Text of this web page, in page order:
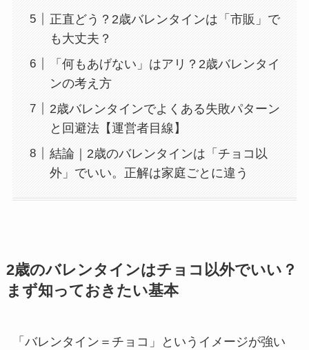
正直どう？2歳バレンタインは「市販」で
も大丈夫？
「何もあげない」はアリ？2歳バレンタイ
ンの考え方
2歳バレンタインでよくある失敗パターン
と回避法【運営者目線】
結論｜2歳のバレンタインは「チョコ以
外」でいい。正解は家庭ごとに違う
2歳のバレンタインはチョコ以外でいい？
まず知っておきたい基本
「バレンタイン＝チョコ」というイメージが強い